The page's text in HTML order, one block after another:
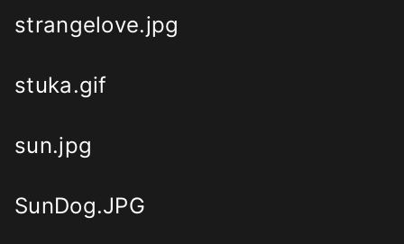
strangelove.jpg
stuka.gif
sun.jpg
SunDog.JPG